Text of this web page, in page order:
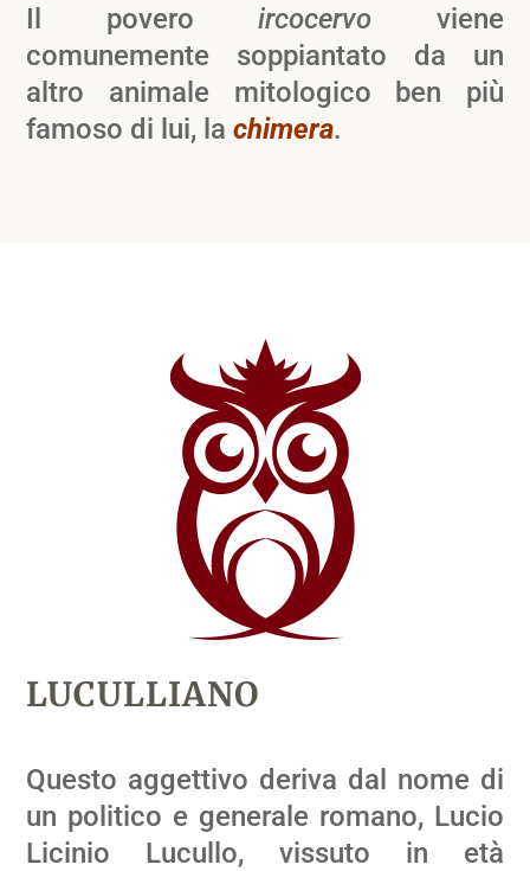
Il poveroircocervo viene
comunemente soppiantato da un
altro animale mitologico ben più
famoso di lui, lachimera.
LUCULLIANO
Questo aggettivo deriva dal nome di
un politico e generale romano, Lucio
Licinio Lucullo, vissuto in età